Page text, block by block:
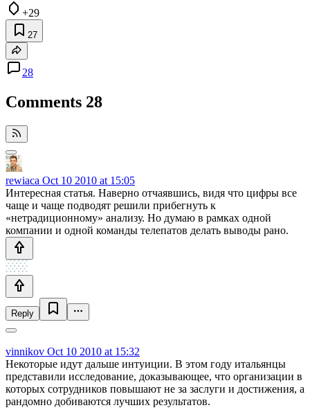
+29
27
28
Comments 28
rewiaca Oct 10 2010 at 15:05
Интересная статья. Наверно отчаявшись, видя что цифры все
чаще и чаще подводят решили прибегнуть к
«нетрадиционному» анализу. Но думаю в рамках одной
компании и одной команды телепатов делать выводы рано.
Reply
vinnikov Oct 10 2010 at 15:32
Некоторые идут дальше интуиции. В этом году итальянцы
представили исследование, доказывающее, что организации в
которых сотрудников повышают не за заслуги и достижения, а
рандомно добиваются лучших результатов.